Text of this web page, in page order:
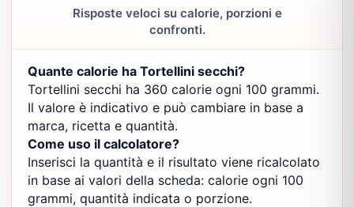
Risposte veloci su calorie, porzioni e
confronti.
Quante calorie ha Tortellini secchi?
Tortellini secchi ha 360 calorie ogni 100 grammi.
Il valore è indicativo e può cambiare in base a
marca, ricetta e quantità.
Come uso il calcolatore?
Inserisci la quantità e il risultato viene ricalcolato
in base ai valori della scheda: calorie ogni 100
grammi, quantità indicata o porzione.